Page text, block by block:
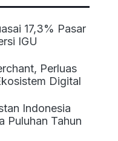
17,3% Pasar
IGU
Perluas
Digital
Indonesia
Puluhan Tahun